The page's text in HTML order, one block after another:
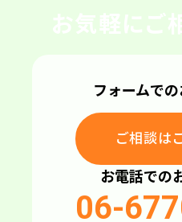
お気軽にご
フォームで
ご相談は
ご相談は
お電話での
06-